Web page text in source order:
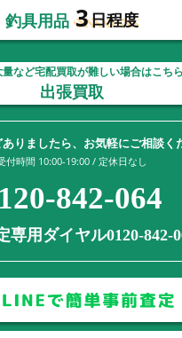
釣具用品 3日程度
など宅配買取が難しい場合はこちら
出張買取
りましたら、お気軽にご相談く
付時間 10:00-19:00 / 定休日なし
842-064
専用ダイヤル0120-842-